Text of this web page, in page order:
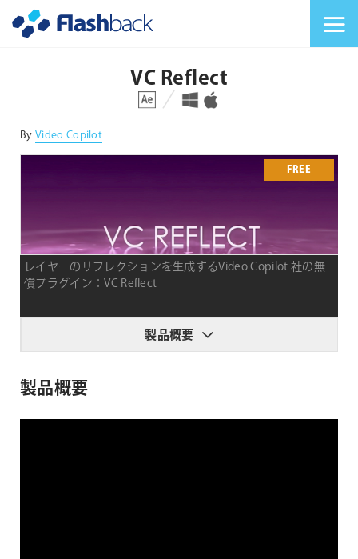
VC Reflect
対応プラットフォーム 対応OS
By Video Copilot
FREE
レイヤーのリフレクションを生成するVideo Copilot 社の無
償プラグイン：VC Reflect
製品概要
製品概要